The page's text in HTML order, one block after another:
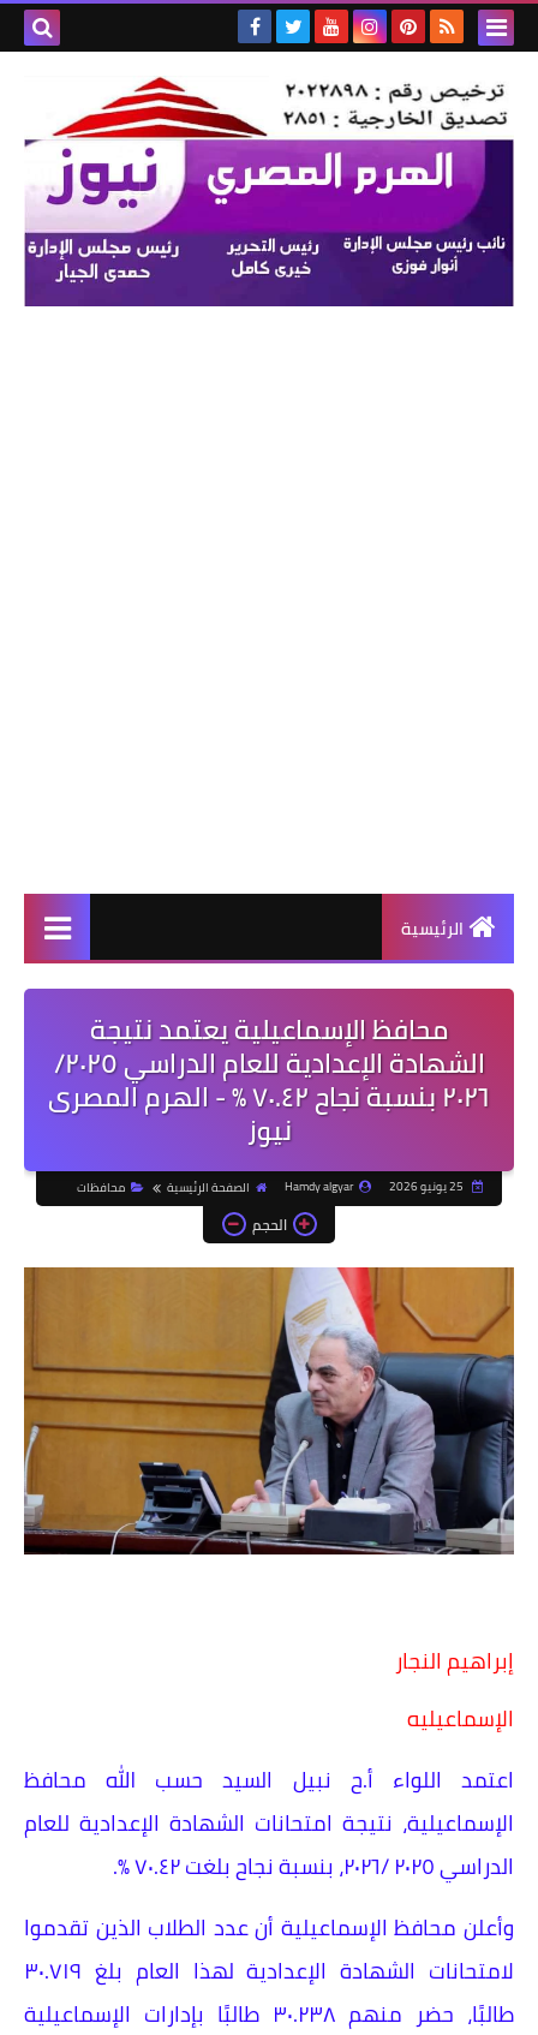
الرئيسية
محافظ الإسماعيلية يعتمد نتيجة
الشهادة الإعدادية للعام الدراسي ٢٠٢٥/
٢٠٢٦ بنسبة نجاح ٧٠.٤٢ ٪ - الهرم المصرى
نيوز
Hamdy algyar الصفحة الرئيسية محافظات
الحجم
إبراهيم النجار
الإسماعيليه
اعتمد اللواء أ.ح نبيل السيد حسب الله محافظ
الإسماعيلية، نتيجة امتحانات الشهادة الإعدادية للعام
الدراسي ٢٠٢٥ /٢٠٢٦، بنسبة نجاح بلغت ٧٠.٤٢ ٪.
وأعلن محافظ الإسماعيلية أن عدد الطلاب الذين تقدموا
لامتحانات الشهادة الإعدادية لهذا العام بلغ ٣٠.٧١٩
طالبًا، حضر منهم ٣٠.٢٣٨ طالبًا بإدارات الإسماعيلية